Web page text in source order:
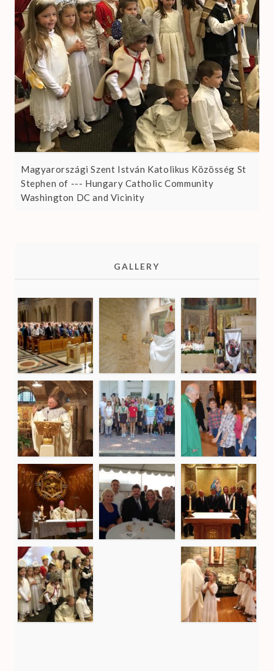
Magyarországi Szent István Katolikus Közösség St
Stephen of --- Hungary Catholic Community
Washington DC and Vicinity
GALLERY